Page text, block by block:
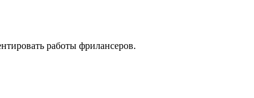
работы фрилансеров.